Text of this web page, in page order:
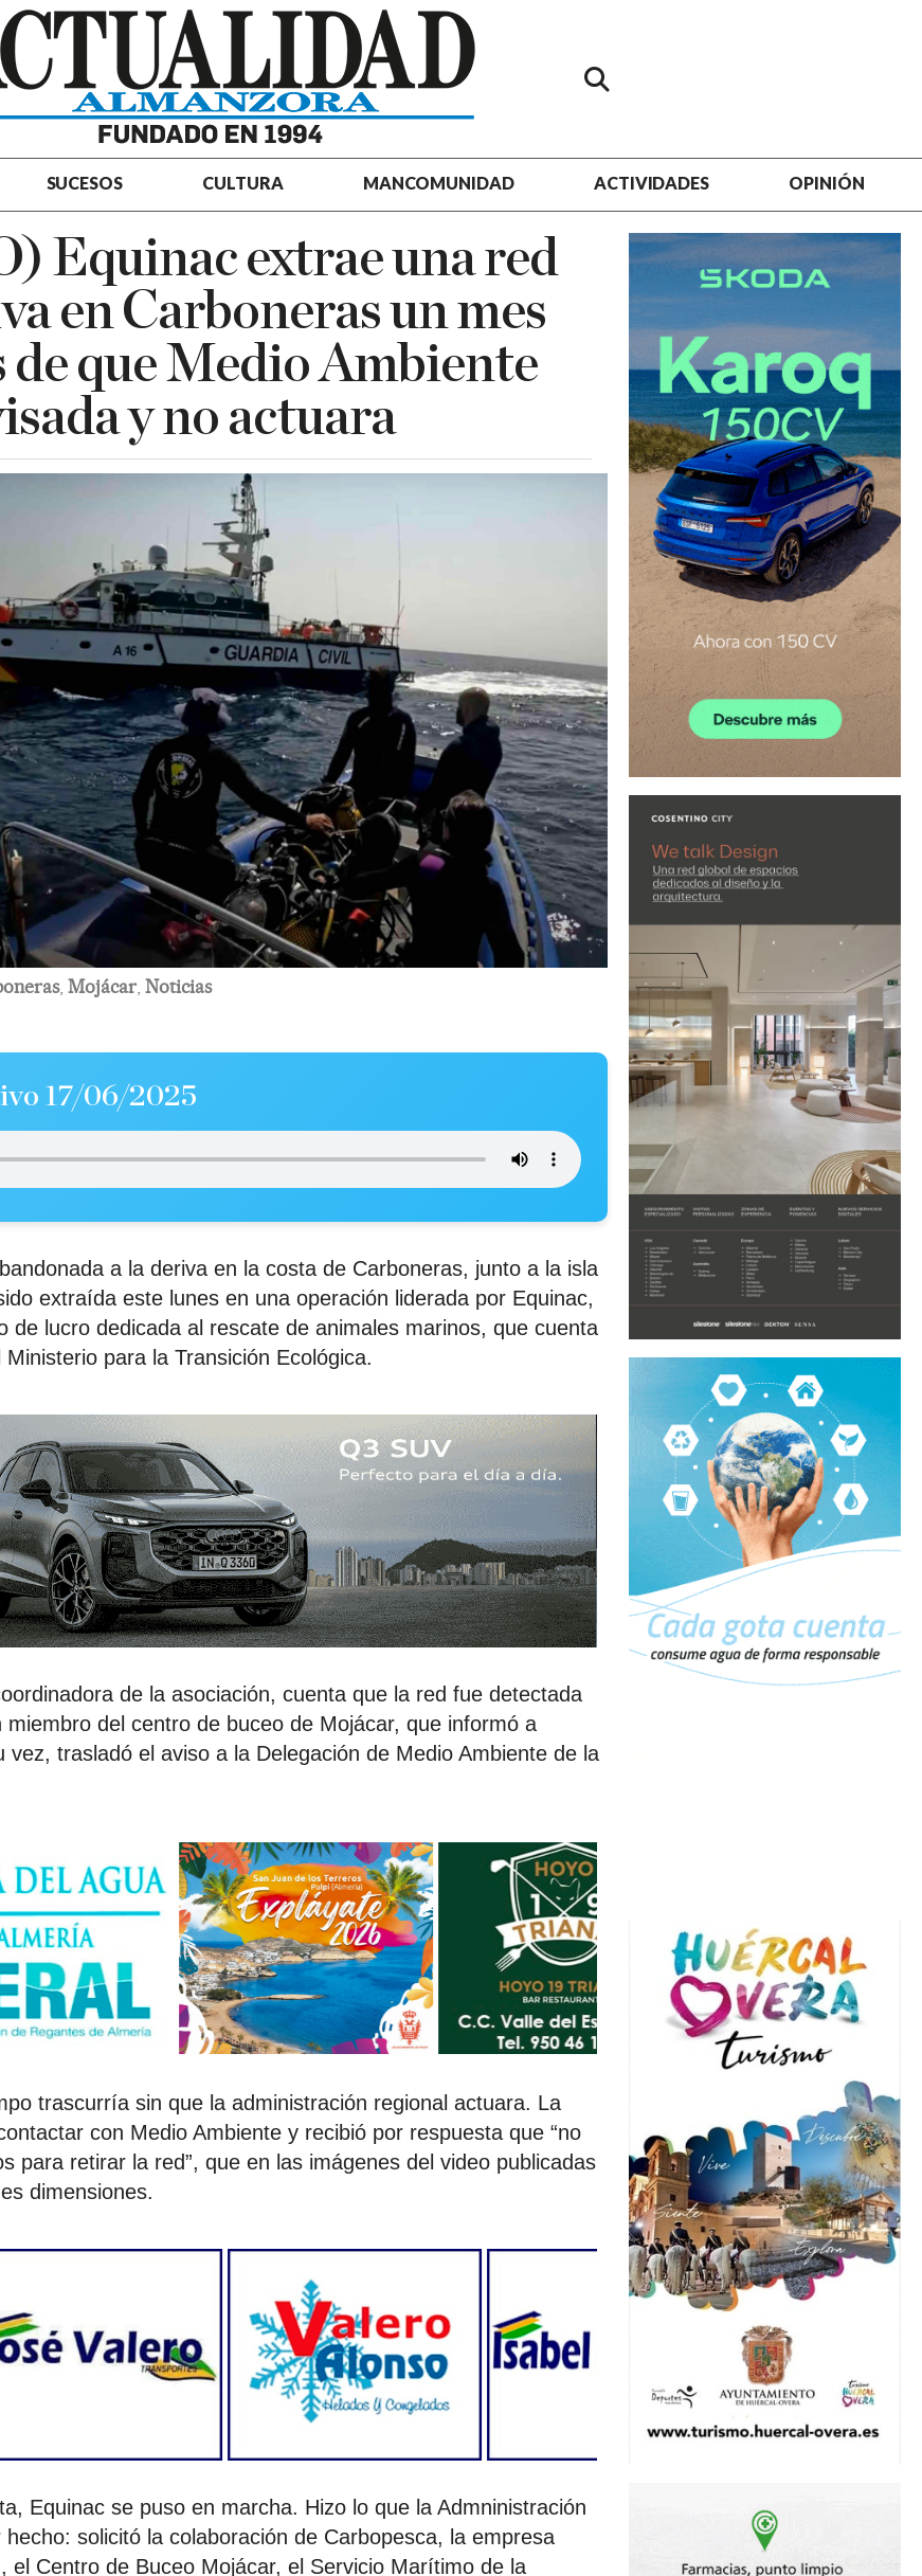
SUCESOS CULTURA MANCOMUNIDAD ACTIVIDADES OPINIÓN
Equinac extrae una red
en Carboneras un mes
de que Medio Ambiente
y no actuara
,Mojácar ,Noticias
17/06/2025
a la deriva en la costa de Carboneras, junto a la isla
extraída este lunes en una operación liderada por Equinac,
de lucro dedicada al rescate de animales marinos, que cuenta
para la Transición Ecológica.
de la asociación, cuenta que la red fue detectada
miembro del centro de buceo de Mojácar, que informó a
vez, trasladó el aviso a la Delegación de Medio Ambiente de la
trascurría sin que la administración regional actuara. La
con Medio Ambiente y recibió por respuesta que “no
para retirar la red”, que en las imágenes del video publicadas
dimensiones.
Equinac se puso en marcha. Hizo lo que la Admninistración
solicitó la colaboración de Carbopesca, la empresa
el Centro de Buceo Mojácar, el Servicio Marítimo de la